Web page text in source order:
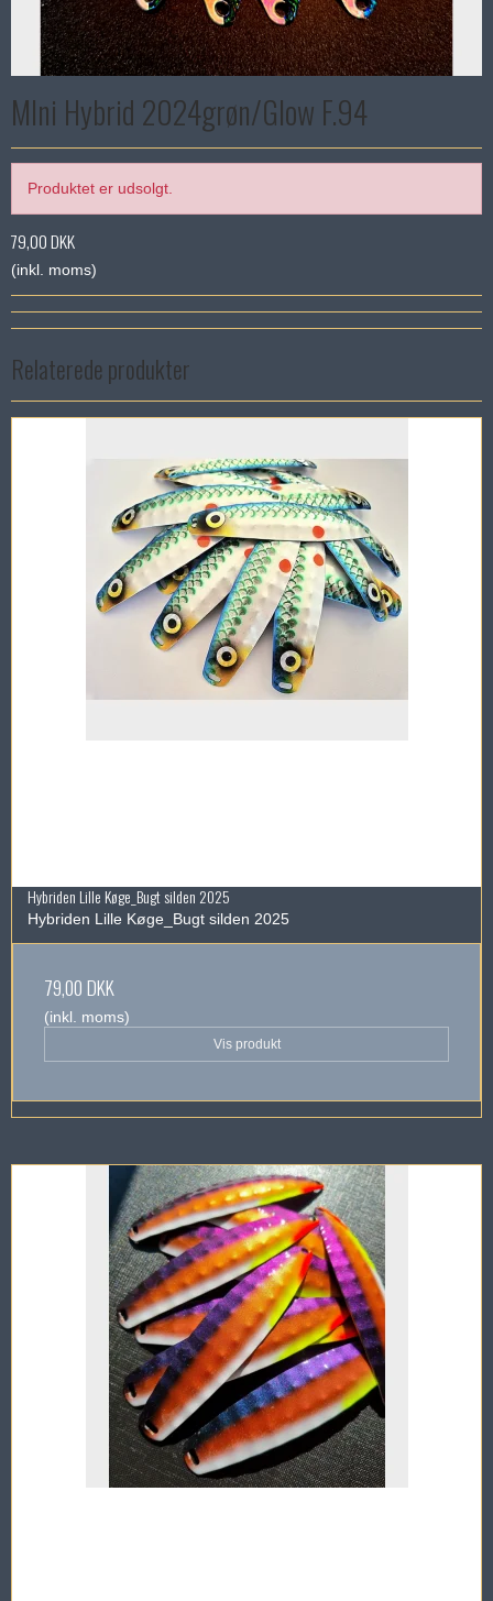
MIni Hybrid 2024grøn/Glow F.94
Produktet er udsolgt.
79,00 DKK
(inkl. moms)
Relaterede produkter
Hybriden Lille Køge_Bugt silden 2025
Hybriden Lille Køge_Bugt silden 2025
79,00 DKK
(inkl. moms)
Vis produkt